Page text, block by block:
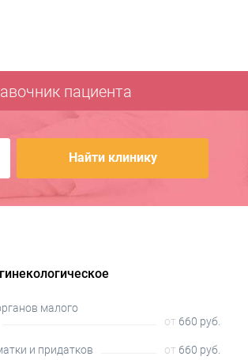
пациента
Найти клинику
малого
от 660 руб.
и придатков от 660 руб.